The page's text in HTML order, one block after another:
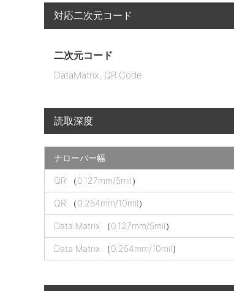
対応二次元コード
二次元コード
DataMatrix, QR Code
読取深度
e
c
ナローバー幅
QR （0.127mm/5mil）
QR （0.254mm/10mil）
Data Matrix （0.127mm/5mil）
Data Matrix （0.254mm/10mil）